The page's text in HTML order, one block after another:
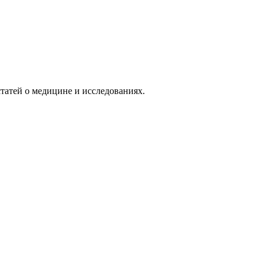
о медицине и исследованиях.